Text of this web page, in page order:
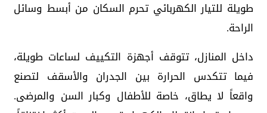
طويلة للتيار الكهربائي تحرم السكان من أبسط وسائل
الراحة.
داخل المنازل، تتوقف أجهزة التكييف لساعات طويلة،
فيما تتكدس الحرارة بين الجدران والأسقف لتصنع
واقعاً لا يطاق، خاصة للأطفال وكبار السن والمرضى.